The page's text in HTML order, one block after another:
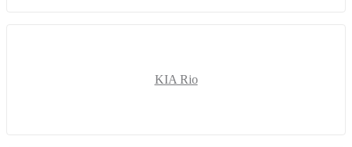
KIA Rio